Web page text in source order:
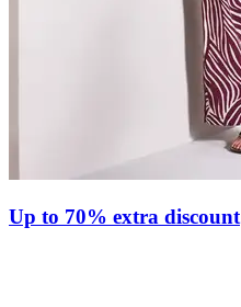
Up to 70% extra discount